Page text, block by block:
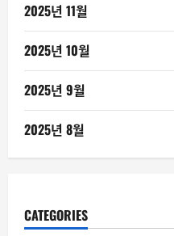
2025년 11월
2025년 10월
2025년 9월
2025년 8월
CATEGORIES